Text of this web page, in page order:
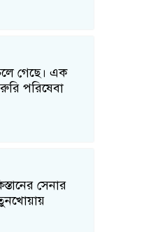
গেছে। এক
পরিষেবা
সেনার